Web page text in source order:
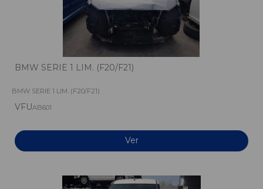
BMW SERIE 1 LIM. (F20/F21)
BMW SERIE 1 LIM. (F20/F21)
VFUAB601
Ver